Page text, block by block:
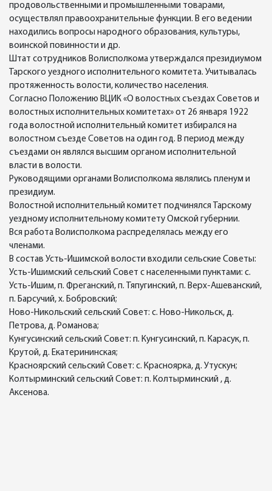
продовольственными и промышленными товарами,
осуществлял правоохранительные функции. В его ведении
находились вопросы народного образования, культуры,
воинской повинности и др.
Штат сотрудников Волисполкома утверждался президиумом
Тарского уездного исполнительного комитета. Учитывалась
протяженность волости, количество населения.
Согласно Положению ВЦИК «О волостных съездах Советов и
волостных исполнительных комитетах» от 26 января 1922
года волостной исполнительный комитет избирался на
волостном съезде Советов на один год. В период между
съездами он являлся высшим органом исполнительной
власти в волости.
Руководящими органами Волисполкома являлись пленум и
президиум.
Волостной исполнительный комитет подчинялся Тарскому
уездному исполнительному комитету Омской губернии.
Вся работа Волисполкома распределялась между его
членами.
В состав Усть-Ишимской волости входили сельские Советы:
Усть-Ишимский сельский Совет с населенными пунктами: с.
Усть-Ишим, п. Фреганский, п. Тяпугинский, п. Верх-Ашеванский,
п. Барсучий, х. Бобровский;
Ново-Никольский сельский Совет: с. Ново-Никольск, д.
Петрова, д. Романова;
Кунгусинский сельский Совет: п. Кунгусинский, п. Карасук, п.
Крутой, д. Екатерининская;
Красноярский сельский Совет: с. Красноярка, д. Утускун;
Колтырминский сельский Совет: п. Колтырминский , д.
Аксенова.